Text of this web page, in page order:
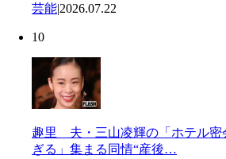
芸能|2026.07.22
10
趣里 夫・三山凌輝の「ホテル密
ぎる」集まる同情“産後…